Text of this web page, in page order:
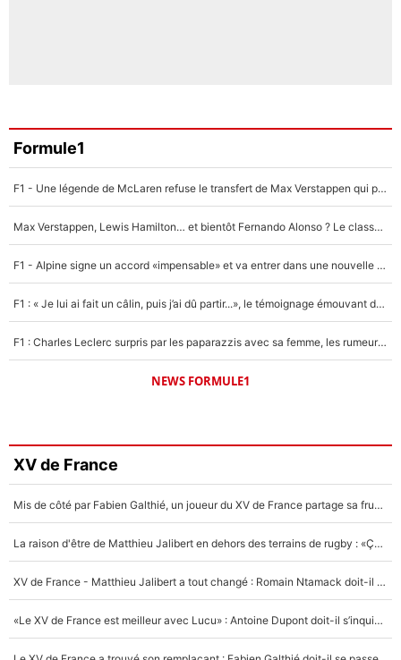
Formule1
F1 - Une légende de McLaren refuse le transfert de Max Verstappen qui pourrait «faire des vagues» et plomber l'ambiance dans l'équipe
Max Verstappen, Lewis Hamilton… et bientôt Fernando Alonso ? Le classement des pilotes les mieux payés en Formule 1 risque de changer !
F1 - Alpine signe un accord «impensable» et va entrer dans une nouvelle dimension : Grande nouvelle pour Pierre Gasly !
F1 : « Je lui ai fait un câlin, puis j’ai dû partir...», le témoignage émouvant de Max Verstappen sur sa fille
F1 : Charles Leclerc surpris par les paparazzis avec sa femme, les rumeurs étaient vraies !
NEWS FORMULE1
XV de France
Mis de côté par Fabien Galthié, un joueur du XV de France partage sa frustration : «ils ne me l’ont pas dit tout de suite»
La raison d'être de Matthieu Jalibert en dehors des terrains de rugby : «Ça m'atteint autant que si tu touches à un membre de ma famille»
XV de France - Matthieu Jalibert a tout changé : Romain Ntamack doit-il s’inquiéter pour sa place à un an de la Coupe du monde ?
«Le XV de France est meilleur avec Lucu» : Antoine Dupont doit-il s’inquiéter pour sa place ?